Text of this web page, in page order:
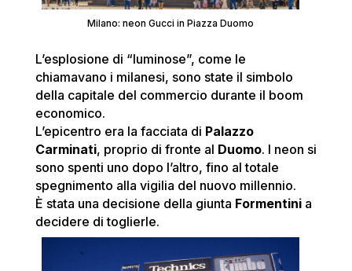
Milano: neon Gucci in Piazza Duomo
L’esplosione di “luminose”, come le
chiamavano i milanesi, sono state il simbolo
della capitale del commercio durante il boom
economico.
L’epicentro era la facciata di Palazzo
Carminati, proprio di fronte al Duomo. I neon si
sono spenti uno dopo l’altro, fino al totale
spegnimento alla vigilia del nuovo millennio.
È stata una decisione della giunta Formentinia
decidere di toglierle.